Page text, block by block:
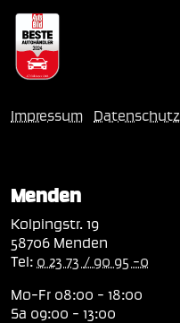
Impressum Datenschutz
Menden
Kolpingstr. 19
58706 Menden
Tel: 0 23 73 / 90 95 -0
Mo-Fr 08:00 - 18:00
Sa 09:00 - 13:00